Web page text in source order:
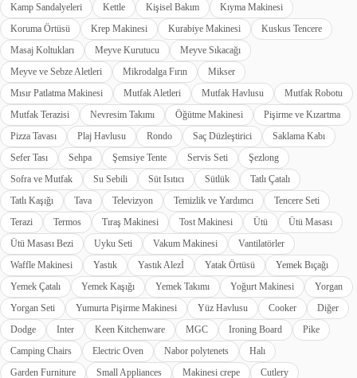
Kamp Sandalyeleri
Kettle Kişisel Bakım
Kıyma Makinesi
Koruma Örtüsü
Krep Makinesi Kurabiye Makinesi
Kuskus Tencere
Masaj Koltukları
Meyve Kurutucu
Meyve Sıkacağı
Meyve ve Sebze Aletleri
Mikrodalga Fırın
Mikser
Mısır Patlatma Makinesi
Mutfak Aletleri Mutfak Havlusu
Mutfak Robotu
Mutfak Terazisi
Nevresim Takımı Öğütme Makinesi
Pişirme ve Kızartma
Pizza Tavası
Plaj Havlusu Rondo Saç Düzleştirici
Saklama Kabı
Sefer Tası
Sehpa Şemsiye Tente Servis Seti
Şezlong
Sofra ve Mutfak
Su Sebili Süt Isıtıcı Sütlük
Tatlı Çatalı
Tatlı Kaşığı
Tava Televizyon Temizlik ve Yardımcı
Tencere Seti
Terazi
Termos Tıraş Makinesi Tost Makinesi Ütü
Ütü Masası
Ütü Masası Bezi
Uyku Seti Vakum Makinesi
Vantilatörler
Waffle Makinesi
Yastık Yastık Alezİ Yatak Örtüsü
Yemek Bıçağı
Yemek Çatalı
Yemek Kaşığı Yemek Takımı Yoğurt Makinesi
Yorgan
Yorgan Seti
Yumurta Pişirme Makinesi Yüz Havlusu Cooker
Diğer
Dodge
Inter Keen Kitchenware MGC Ironing Board
Pike
Camping Chairs
Electric Oven Nabor polytenets
Halı
Garden Furniture
Small Appliances Makinesi crepe Cutlery